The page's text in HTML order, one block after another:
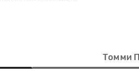
Томми